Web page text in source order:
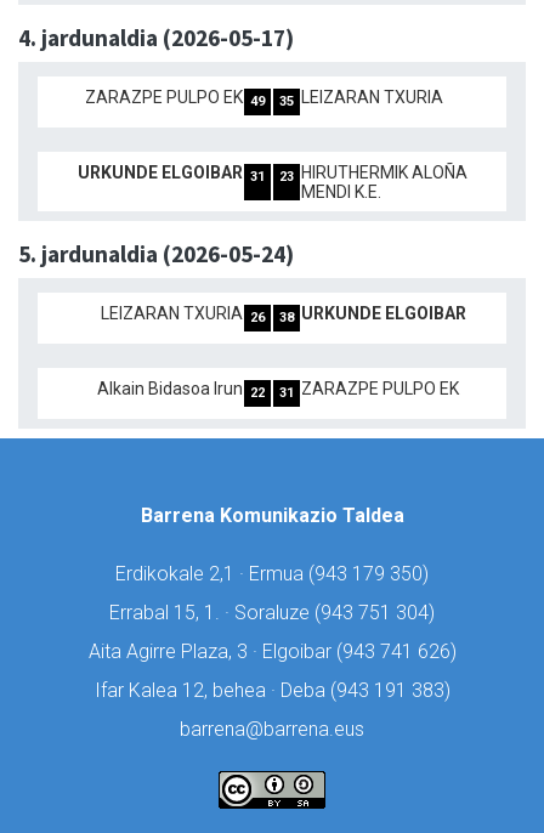
4. jardunaldia (2026-05-17)
ZARAZPE PULPO EK 49 35 LEIZARAN TXURIA
URKUNDE ELGOIBAR 31 23 HIRUTHERMIK ALOÑA
MENDI K.E.
5. jardunaldia (2026-05-24)
LEIZARAN TXURIA 26 38 URKUNDE ELGOIBAR
Alkain Bidasoa Irun 22 31 ZARAZPE PULPO EK
Barrena Komunikazio Taldea
Erdikokale 2,1 · Ermua (943 179 350)
Errabal 15, 1. · Soraluze (943 751 304)
Aita Agirre Plaza, 3 · Elgoibar (943 741 626)
Ifar Kalea 12, behea · Deba (943 191 383)
barrena@barrena.eus